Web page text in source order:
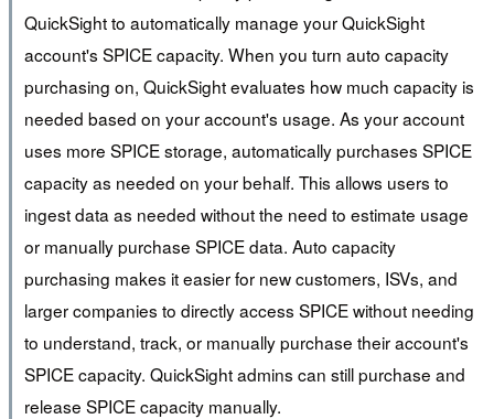
QuickSight to automatically manage your QuickSight
account's SPICE capacity. When you turn auto capacity
purchasing on, QuickSight evaluates how much capacity is
needed based on your account's usage. As your account
uses more SPICE storage, automatically purchases SPICE
capacity as needed on your behalf. This allows users to
ingest data as needed without the need to estimate usage
or manually purchase SPICE data. Auto capacity
purchasing makes it easier for new customers, ISVs, and
larger companies to directly access SPICE without needing
to understand, track, or manually purchase their account's
SPICE capacity. QuickSight admins can still purchase and
release SPICE capacity manually.